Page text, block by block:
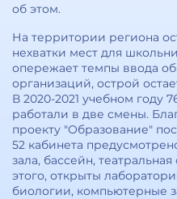
об этом.
На территории региона
нехватки мест для
опережает темпы ввода
организаций, острой
В 2020-2021 учебном году
работали в две смены.
проекту "Образование"
52 кабинета
зала, бассейн,
этого, открыты
биологии, компьютерные